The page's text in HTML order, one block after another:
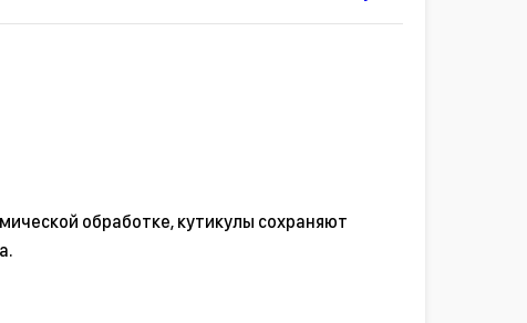
обработке, кутикулы сохраняют